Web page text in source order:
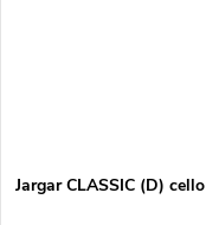
Jargar CLASSIC (D) cello